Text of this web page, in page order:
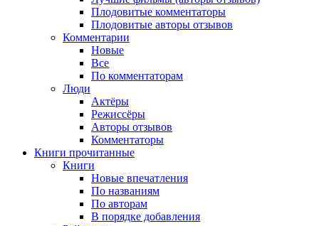
Плодовитые комментаторы
Плодовитые авторы отзывов
Комментарии
Новые
Все
По комментаторам
Люди
Актёры
Режиссёры
Авторы отзывов
Комментаторы
Книги прочитанные
Книги
Новые впечатления
По названиям
По авторам
В порядке добавления